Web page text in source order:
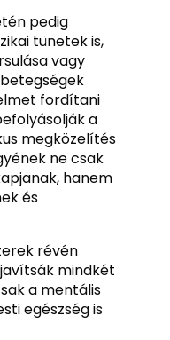
pedig
tünetek is,
vagy
fordítani
a
megközelítés
ne csak
hanem
és
révén
mindkét
a mentális
egészség is